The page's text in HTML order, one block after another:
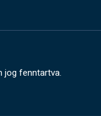
jog fenntartva.